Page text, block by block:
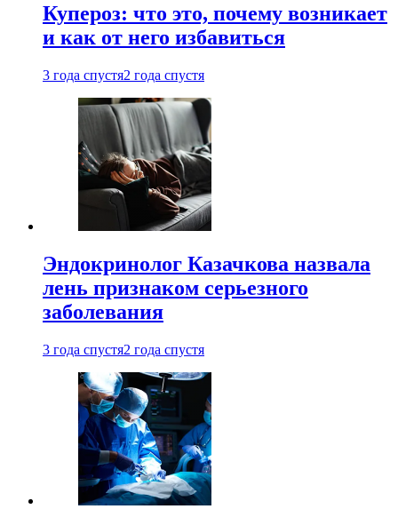
Купероз: что это, почему возникает
и как от него избавиться
3 года спустя2 года спустя
Эндокринолог Казачкова назвала
лень признаком серьезного
заболевания
3 года спустя2 года спустя